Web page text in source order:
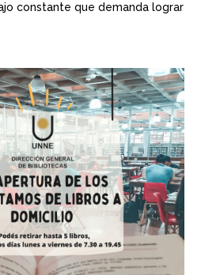
constante que demanda lograr